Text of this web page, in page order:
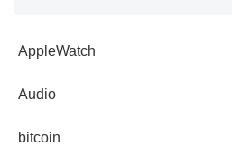
AppleWatch
Audio
bitcoin